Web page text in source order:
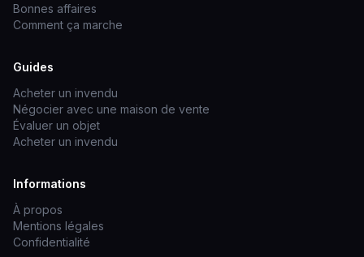
Bonnes affaires
Comment ça marche
Guides
Acheter un invendu
Négocier avec une maison de vente
Évaluer un objet
Acheter un invendu
Informations
À propos
Mentions légales
Confidentialité